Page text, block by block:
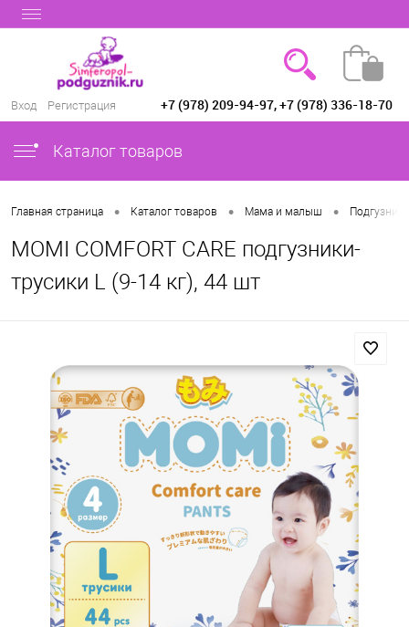
Вход Регистрация +7 (978) 209-94-97, +7 (978) 336-18-70
Каталог товаров
Главная страница • Каталог товаров • Мама и малыш •
MOMI COMFORT CARE подгузники-
трусики L (9-14 кг), 44 шт